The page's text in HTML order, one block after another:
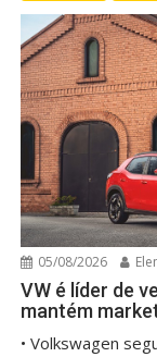
05/08/2026
VW é líder de
mantém
• Volkswagen